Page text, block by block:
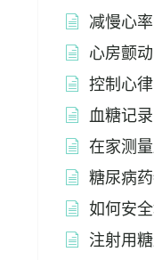
减慢心
心房颤
控制心
血糖记录
在家测
糖尿病
如何安
注射用